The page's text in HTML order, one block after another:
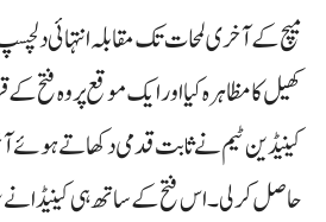
میچ کے آخری لمحات تک مقابلہ انتہائی
کھیل کا مظاہرہ کیا اور ایک موقع پر وہ فتح
کینیڈین ٹیم نے ثابت قدمی دکھاتے ہوئے
حاصل کر لی۔ اس فتح کے ساتھ ہی کینیڈا نے